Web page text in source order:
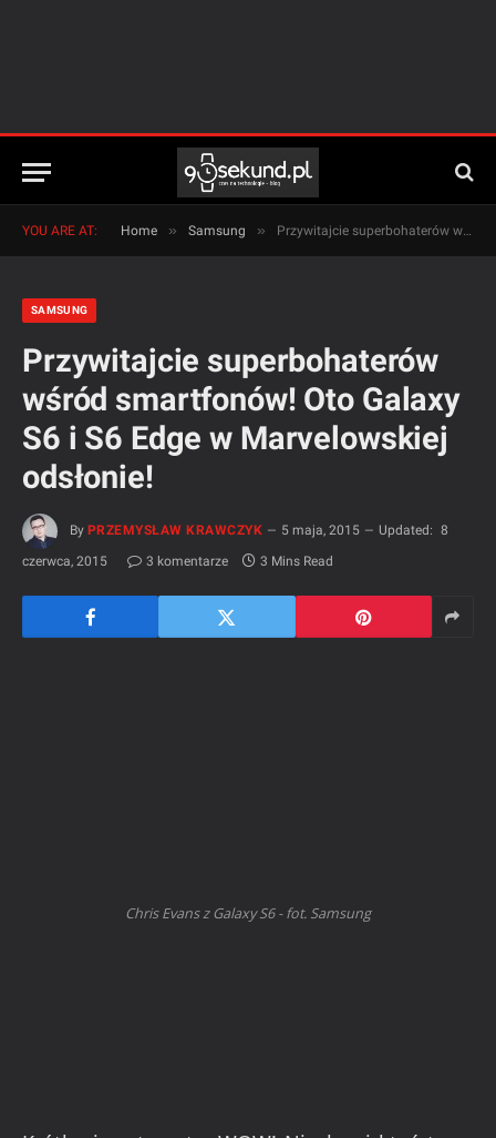
YOU ARE AT: Home » Samsung » Przywitajcie superbohaterów wśród smartfonów! Oto Galaxy S6 i S6 Edge w Marvelowskiej odsłonie!
SAMSUNG
Przywitajcie superbohaterów
wśród smartfonów! Oto Galaxy
S6 i S6 Edge w Marvelowskiej
odsłonie!
By PRZEMYSŁAW KRAWCZYK 5 maja, 2015 Updated: 8
czerwca, 2015
3 komentarze 3 Mins Read
Chris Evans z Galaxy S6 - fot. Samsung